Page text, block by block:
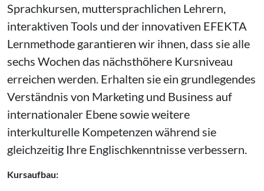
Sprachkursen, muttersprachlichen Lehrern,
interaktiven Tools und der innovativen EFEKTA
Lernmethode garantieren wir ihnen, dass sie alle
sechs Wochen das nächsthöhere Kursniveau
erreichen werden. Erhalten sie ein grundlegendes
Verständnis von Marketing und Business auf
internationaler Ebene sowie weitere
interkulturelle Kompetenzen während sie
gleichzeitig Ihre Englischkenntnisse verbessern.
Kursaufbau: